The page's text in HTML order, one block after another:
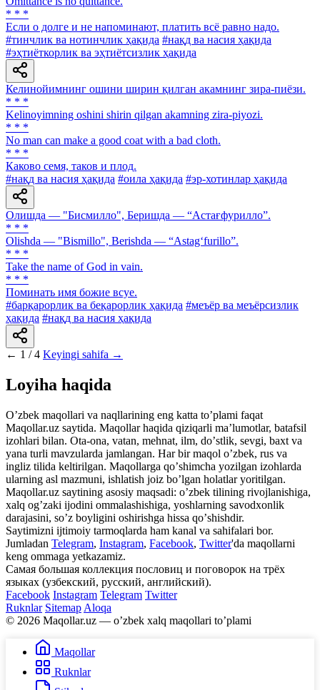
* * *
Если о долге и не напоминают, платить всё равно надо.
#тинчлик ва нотинчлик ҳақида #нақд ва насия ҳақида
#эҳтиёткорлик ва эҳтиётсизлик ҳақида
Келинойимнинг ошини ширин қилган акамнинг зира-пиёзи.
* * *
Kelinoyimning oshini shirin qilgan akamning zira-piyozi.
* * *
No man can make a good coat with a bad cloth.
* * *
Каково семя, таков и плод.
#нақд ва насия ҳақида #оила ҳақида #эр-хотинлар ҳақида
Олишда — "Бисмилло", Беришда — “Астағфурилло”.
* * *
Olishda — "Bismillo", Berishda — “Astag‘furillo”.
* * *
Take the name of God in vain.
* * *
Поминать имя божие всуе.
#барқарорлик ва беқарорлик ҳақида #меъёр ва меъёрсизлик
ҳақида #нақд ва насия ҳақида
← 1 / 4 Keyingi sahifa →
Loyiha haqida
Oʼzbek maqollari va naqllarining eng katta toʼplami faqat
Maqollar.uz saytida. Maqollar haqida qiziqarli maʼlumotlar, batafsil
izohlari bilan. Ota-ona, vatan, mehnat, ilm, doʼstlik, sevgi, baxt va
yana turli mavzularda jamlangan. Har bir maqol oʼzbek, rus va
ingliz tilida keltirilgan. Maqollarga qoʼshimcha yozilgan izohlarda
ularning asl mazmuni, ishlatish joiz boʼlgan holatlar yoritilgan.
Maqollar.uz saytining asosiy maqsadi: oʼzbek tilining rivojlanishiga,
xalq ogʼzaki ijodini ommalashishiga, yoshlarning savodxonlik
darajasini, soʼz boyligini oshirishga hissa qoʼshishdir.
Saytimizni ijtimoiy tarmoqlarda ham kanal va sahifalari bor.
Jumladan Telegram, Instagram, Facebook, Twitter'da maqollarni
keng ommaga yetkazamiz.
Самая большая коллекция пословиц и поговорок на трёх
языках (узбекский, русский, английский).
Facebook Instagram Telegram Twitter
Ruknlar Sitemap Aloqa
© 2026 Maqollar.uz — oʼzbek xalq maqollari toʼplami
Maqollar
Ruknlar